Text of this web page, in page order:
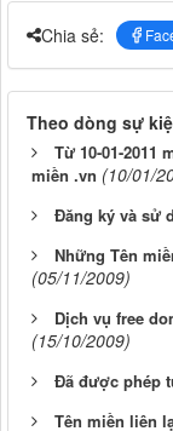
Chia sẻ:
Theo dòng sự
Từ 10-01-2011
miền .vn (10/01/
Đăng ký và sử
Những Tên
(05/11/2009)
Dịch vụ free
(15/10/2009)
Đã được phép
Tên miền liên